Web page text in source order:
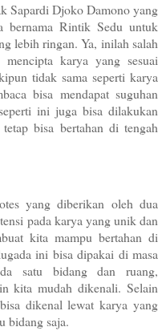
Sapardi Djoko Damono yang
bernama Rintik Sedu untuk
lebih ringan. Ya, inilah salah
karya yang sesuai
tidak sama seperti karya
bisa mendapat suguhan
ini juga bisa dilakukan
bisa bertahan di tengah
yang diberikan oleh dua
pada karya yang unik dan
kita mampu bertahan di
ini bisa dipakai di masa
satu bidang dan ruang,
kita mudah dikenali. Selain
dikenal lewat karya yang
bidang saja.